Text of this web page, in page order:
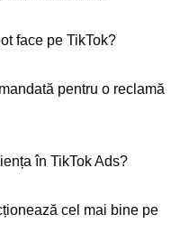
face pe TikTok?
pentru o reclamă
în TikTok Ads?
cel mai bine pe